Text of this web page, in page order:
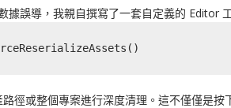
據誤導，我親自撰寫了一套自定義的 Editor
路徑或整個專案進行深度清理。這不僅僅是